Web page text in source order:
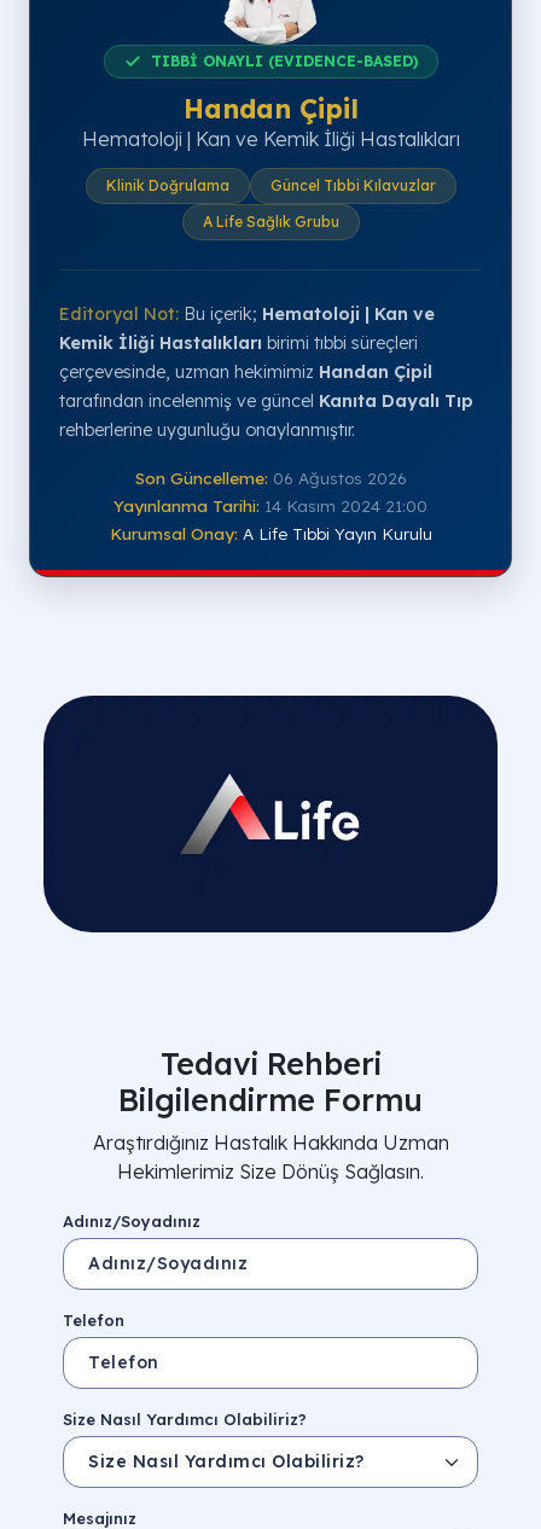
TIBBİ ONAYLI (EVIDENCE-BASED)
Handan Çipil
Hematoloji | Kan ve Kemik İliği Hastalıkları
Klinik Doğrulama
Güncel Tıbbi Kılavuzlar
A Life Sağlık Grubu
Editoryal Not: Bu içerik; Hematoloji | Kan ve
Kemik İliği Hastalıkları birimi tıbbi süreçleri
çerçevesinde, uzman hekimimiz Handan Çipil
tarafından incelenmiş ve güncel Kanıta Dayalı Tıp
rehberlerine uygunluğu onaylanmıştır.
Son Güncelleme: 06 Ağustos 2026
Yayınlanma Tarihi: 14 Kasım 2024 21:00
Kurumsal Onay: A Life Tıbbi Yayın Kurulu
Tedavi Rehberi
Bilgilendirme Formu
Araştırdığınız Hastalık Hakkında Uzman
Hekimlerimiz Size Dönüş Sağlasın.
Adınız/Soyadınız
Telefon
Size Nasıl Yardımcı Olabiliriz?
Mesajınız